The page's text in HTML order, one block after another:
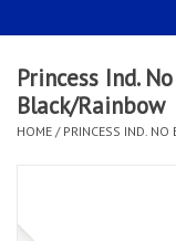
KLEDING
CLUBSHOPS
Afspraak Loop Analyse
Princess Ind.
Black/Rainbow
HOME / PRINCESS IND. NO